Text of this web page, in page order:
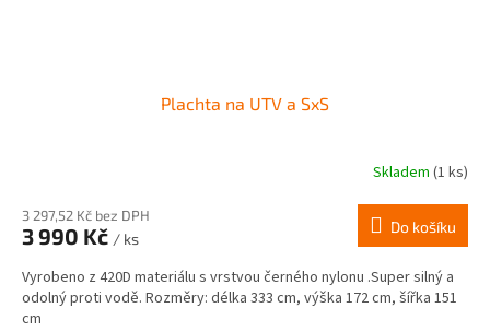
Plachta na UTV a SxS
Skladem (1 ks)
3 297,52 Kč bez DPH
3 990 Kč / ks
Do košíku
Vyrobeno z 420D materiálu s vrstvou černého nylonu .Super silný a
odolný proti vodě. Rozměry: délka 333 cm, výška 172 cm, šířka 151
cm